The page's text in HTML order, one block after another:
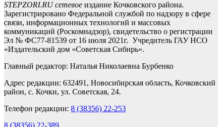
STEPZORI.RU сетевое издание Кочковского района.
Зарегистрировано Федеральной службой по надзору в сфере
связи, информационных технологий и массовых
коммуникаций (Роскомнадзор), свидетельство о регистрации
Эл № ФС77-81539 от 16 июля 2021г. Учредитель ГАУ НСО
«Издательский дом «Советская Сибирь».
Главный редактор: Наталья Николаевна Бурбенко
Адрес редакции: 632491, Новосибирская область, Кочковский
район, с. Кочки, ул. Советская, 24.
Телефон редакции: 8 (38356) 22-253